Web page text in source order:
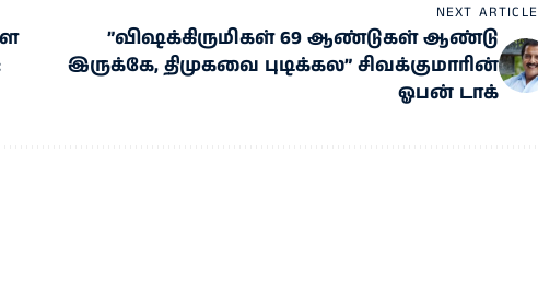
NEXT ARTICLE
”விஷக்கிருமிகள் 69 ஆண்டுகள் ஆண்டு
இருக்கே, திமுகவை புடிக்கல” சிவக்குமாரின்
ஓபன் டாக்